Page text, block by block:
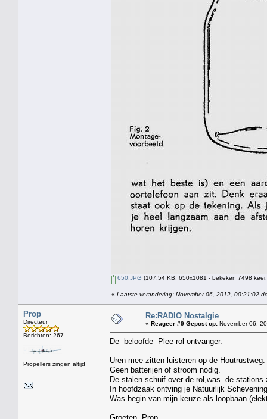
650.JPG (107.54 KB, 650x1081 - bekeken 7498
« Laatste verandering: November 06, 2012, 00:21:02
Prop
Directeur
Berichten: 267
Propellers zingen altijd
Re:RADIO Nostalgie
« Reageer #9 Gepost op: November 06,
De beloofde Plee-rol ontvanger.
Uren mee zitten luisteren op de Houtrustweg.
Geen batterijen of stroom nodig.
De stalen schuif over de rol,was de stations
In hoofdzaak ontving je Natuurlijk
Was begin van mijn keuze als